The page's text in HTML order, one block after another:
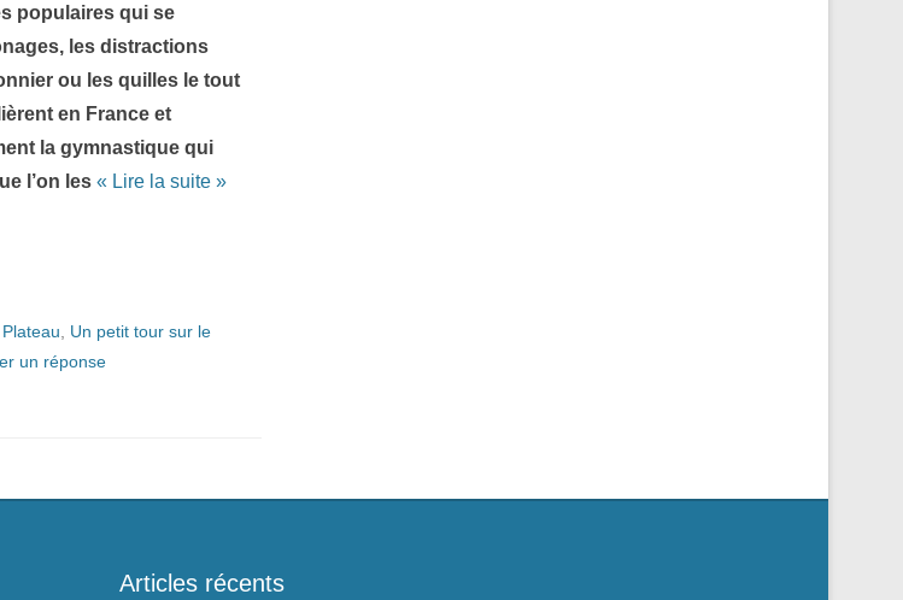
populaires qui se
les distractions
ou les quilles le tout
en France et
la gymnastique qui
l’on les « Lire la suite »
Un petit tour sur le
un réponse
Articles récents